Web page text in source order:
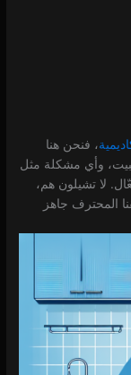
، فنحن هنا
وأي مشكلة مثل
لا تشيلون هم،
الرقم 0557714476، وفريقنا المحترف جاهز